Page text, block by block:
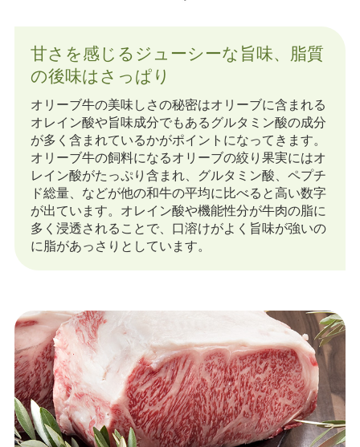
甘さを感じるジューシーな旨味、
脂質
の後味はさっぱり
オリーブ牛の美味しさの秘密はオリーブに含まれる
オレイン酸や旨味成分でもあるグルタミン酸の成分
が多く含まれているかがポイントになってきます。
オリーブ牛の飼料になるオリーブの絞り果実にはオ
レイン酸がたっぷり含まれ、グルタミン酸、ペプチ
ド総量、などが他の和牛の平均に比べると高い数字
が出ています。 オレイン酸や機能性分が牛肉の脂に
多く浸透されることで、口溶けがよく旨味が強いの
に脂があっさりとしています。